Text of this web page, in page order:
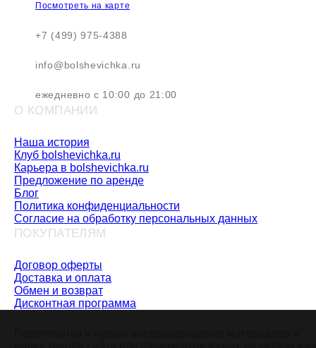
Посмотреть на карте
+7 (499) 975-4388
info@bolshevichka.ru
ежедневно с 10:00 до 21:00
О КОМПАНИИ
Наша история
Клуб bolshevichka.ru
Карьера в bolshevichka.ru
Предложение по аренде
Блог
Политика конфиденциальности
Согласие на обработку персональных данных
ПОКУПАТЕЛЯМ
Договор оферты
Доставка и оплата
Обмен и возврат
Дисконтная программа